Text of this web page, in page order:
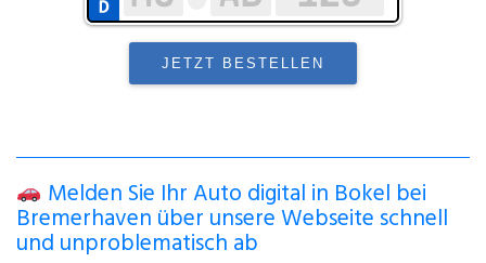
Melden Sie Ihr Auto digital in Bokel bei
Bremerhaven über unsere Webseite schnell
und unproblematisch ab